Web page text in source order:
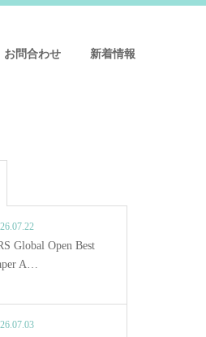
お問合わせ 新着情報
Global Open Best
A…